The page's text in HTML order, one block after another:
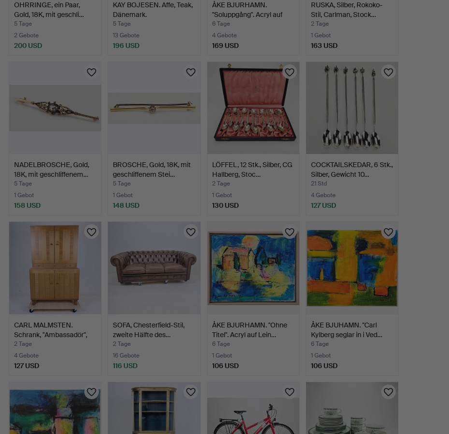
OHRRINGE, ein Paar,
Gold, 18K, mit geschli…
5 Tage
2 Gebote
200 USD
KAY BOJESEN. Affe, Teak,
Dänemark.
5 Tage
13 Gebote
196 USD
ÅKE BJURHAMN.
"Soluppgång". Acryl auf
Lein…
6 Tage
4 Gebote
169 USD
RUSKA, Silber, Rokoko-
Stil, Carlman, Stock…
2 Tage
1 Gebot
163 USD
NADELBROSCHE, Gold,
18K, mit geschliffenem…
5 Tage
1 Gebot
158 USD
BROSCHE, Gold, 18K, mit
geschliffenem Stei…
5 Tage
1 Gebot
148 USD
LÖFFEL, 12 Stk., Silber, CG
Hallberg, Stoc…
2 Tage
1 Gebot
130 USD
COCKTAILSKEDAR, 6 Stk.,
Silber, Gewicht 10…
21 Std
4 Gebote
127 USD
CARL MALMSTEN.
Schrank, "Ambassadör",
Åfor…
2 Tage
4 Gebote
127 USD
SOFA, Chesterfield-Stil,
zweite Hälfte des…
2 Tage
16 Gebote
116 USD
ÅKE BJURHAMN. "Ohne
Titel". Acryl auf Lein…
6 Tage
1 Gebot
106 USD
ÅKE BJUHAMN. "Carl
Kylberg seglar in i Ved…
6 Tage
1 Gebot
106 USD